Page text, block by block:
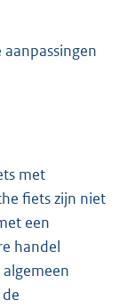
met
fiets zijn niet
een
handel